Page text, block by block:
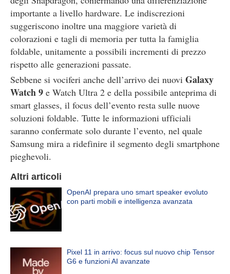
importante a livello hardware. Le indiscrezioni
suggeriscono inoltre una maggiore varietà di
colorazioni e tagli di memoria per tutta la famiglia
foldable, unitamente a possibili incrementi di prezzo
rispetto alle generazioni passate.
Sebbene si vociferi anche dell’arrivo dei nuovi Galaxy
Watch 9 e Watch Ultra 2 e della possibile anteprima di
smart glasses, il focus dell’evento resta sulle nuove
soluzioni foldable. Tutte le informazioni ufficiali
saranno confermate solo durante l’evento, nel quale
Samsung mira a ridefinire il segmento degli smartphone
pieghevoli.
Altri articoli
OpenAI prepara uno smart speaker evoluto
con parti mobili e intelligenza avanzata
Pixel 11 in arrivo: focus sul nuovo chip Tensor
G6 e funzioni AI avanzate